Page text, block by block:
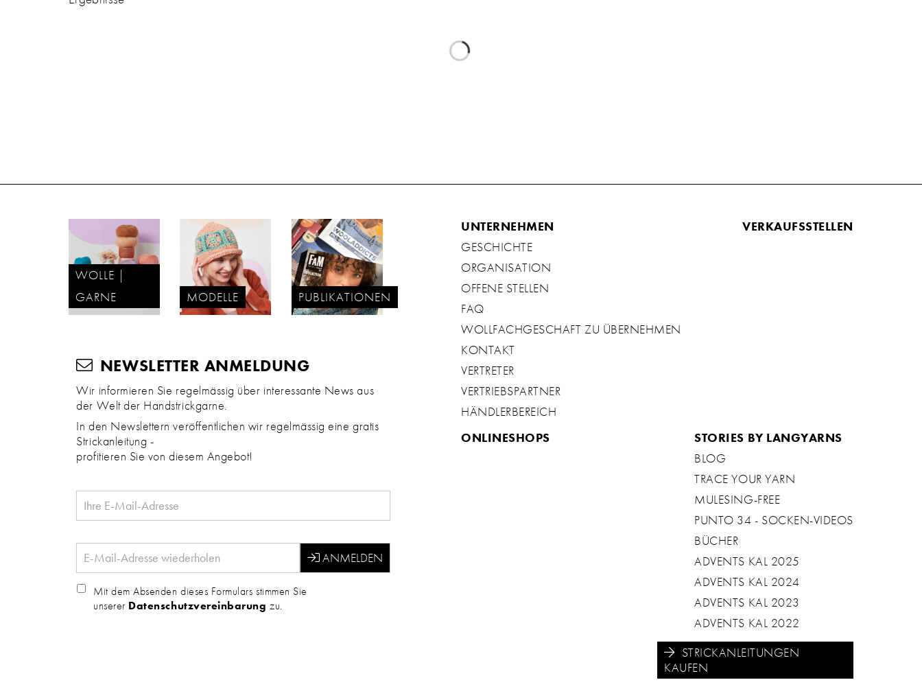
WOLLE |
GARNE
MODELLE PUBLIKATIONEN
NEWSLETTER ANMELDUNG
Wir informieren Sie regelmässig über interessante News aus
der Welt der Handstrickgarne.
In den Newslettern veröffentlichen wir regelmässig eine gratis
Strickanleitung -
profitieren Sie von diesem Angebot!
Mit dem Absenden dieses Formulars stimmen Sie
unserer Datenschutzvereinbarung zu.
UNTERNEHMEN
GESCHICHTE
ORGANISATION
OFFENE STELLEN
FAQ
WOLLFACHGESCHAFT ZU ÜBERNEHMEN
KONTAKT
VERTRETER
VERTRIEBSPARTNER
HÄNDLERBEREICH
VERKAUFSSTELLEN
ONLINESHOPS
STORIES BY LANGYARNS
BLOG
TRACE YOUR YARN
MULESING-FREE
PUNTO 34 - SOCKEN-VIDEOS
BÜCHER
ADVENTS KAL 2025
ADVENTS KAL 2024
ADVENTS KAL 2023
ADVENTS KAL 2022
STRICKANLEITUNGEN
KAUFEN